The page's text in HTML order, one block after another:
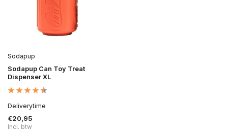
Sodapup
Sodapup Can Toy Treat
Dispenser XL
Deliverytime
€20,95
Incl. btw